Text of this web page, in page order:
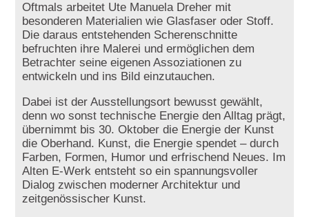
Oftmals arbeitet Ute Manuela Dreher mit
besonderen Materialien wie Glasfaser oder Stoff.
Die daraus entstehenden Scherenschnitte
befruchten ihre Malerei und ermöglichen dem
Betrachter seine eigenen Assoziationen zu
entwickeln und ins Bild einzutauchen.
Dabei ist der Ausstellungsort bewusst gewählt,
denn wo sonst technische Energie den Alltag prägt,
übernimmt bis 30. Oktober die Energie der Kunst
die Oberhand. Kunst, die Energie spendet – durch
Farben, Formen, Humor und erfrischend Neues. Im
Alten E-Werk entsteht so ein spannungsvoller
Dialog zwischen moderner Architektur und
zeitgenössischer Kunst.